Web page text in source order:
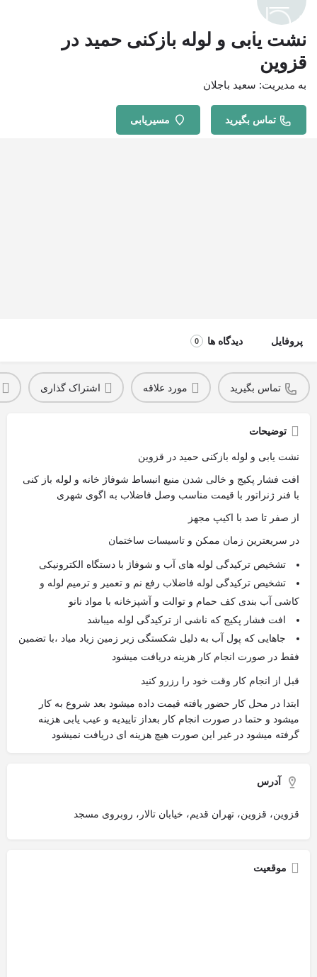
نشت یابی و لوله بازکنی حمید در
قزوین
به مدیریت: سعید باجلان
تماس بگیرید مسیریابی
پروفایل دیدگاه ها 0
تماس بگیرید مورد علاقه اشتراک گذاری
توضیحات
نشت یابی و لوله بازکنی حمید در قزوین
افت فشار پکیج و خالی شدن منبع انبساط شوفاژ خانه و لوله باز کنی
با فنر ژنراتور با قیمت مناسب وصل فاضلاب به اگوی شهری
از صفر تا صد با اکیپ مجهز
در سریعترین زمان ممکن و تاسیسات ساختمان
تشخیص ترکیدگی لوله های آب و شوفاژ با دستگاه الکترونیکی
تشخیص ترکیدگی لوله فاضلاب رفع نم و تعمیر و ترمیم لوله و
کاشی آب بندی کف حمام و توالت و آشپزخانه با مواد نانو
افت فشار پکیج که ناشی از ترکیدگی لوله میباشد
جاهایی که پول آب به دلیل شکستگی زیر زمین زیاد میاد ،با تضمین
فقط در صورت انجام کار هزینه دریافت میشود
قبل از انجام کار وقت خود را رزرو کنید
ابتدا در محل کار حضور یافته قیمت داده میشود بعد شروع به کار
میشود و حتما در صورت انجام کار بعداز تاییدیه و عیب یابی هزینه
گرفته میشود در غیر این صورت هیچ هزینه ای دریافت نمیشود
آدرس
قزوین، قزوین، تهران قدیم، خیابان تالار، روبروی مسجد
موقعیت